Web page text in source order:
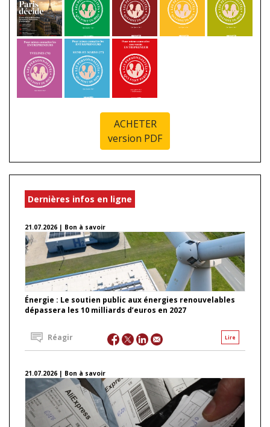
ACHETER
version PDF
Dernières infos en ligne
21.07.2026 | Bon à savoir
Énergie : Le soutien public aux énergies renouvelables
dépassera les 10 milliards d’euros en 2027
Lire
Réagir
21.07.2026 | Bon à savoir